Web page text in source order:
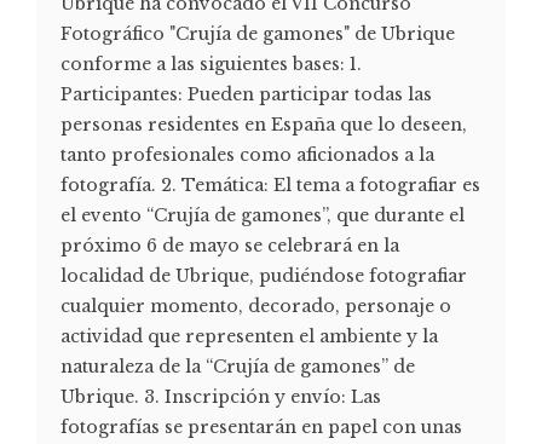
Fotográfico "Crujía de gamones" de Ubrique
conforme a las siguientes bases: 1.
Participantes: Pueden participar todas las
personas residentes en España que lo deseen,
tanto profesionales como aficionados a la
fotografía. 2. Temática: El tema a fotografiar es
el evento “Crujía de gamones”, que durante el
próximo 6 de mayo se celebrará en la
localidad de Ubrique, pudiéndose fotografiar
cualquier momento, decorado, personaje o
actividad que representen el ambiente y la
naturaleza de la “Crujía de gamones” de
Ubrique. 3. Inscripción y envío: Las
fotografías se presentarán en papel con unas